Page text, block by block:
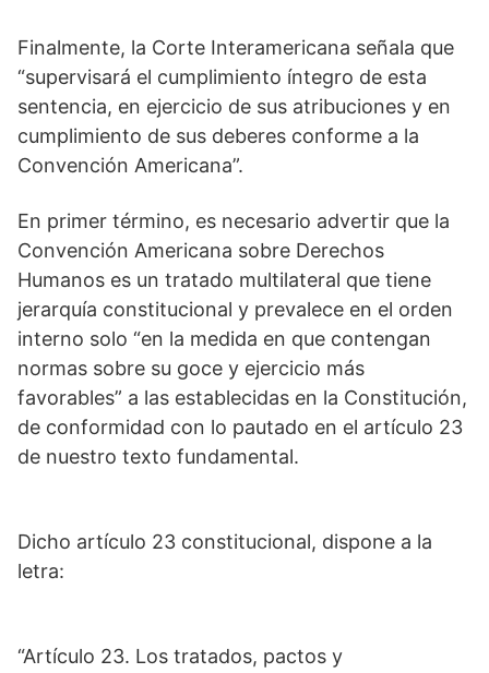
Finalmente, la Corte Interamericana señala que
“supervisará el cumplimiento íntegro de esta
sentencia, en ejercicio de sus atribuciones y en
cumplimiento de sus deberes conforme a la
Convención Americana”.
En primer término, es necesario advertir que la
Convención Americana sobre Derechos
Humanos es un tratado multilateral que tiene
jerarquía constitucional y prevalece en el orden
interno solo “en la medida en que contengan
normas sobre su goce y ejercicio más
favorables” a las establecidas en la Constitución,
de conformidad con lo pautado en el artículo 23
de nuestro texto fundamental.
Dicho artículo 23 constitucional, dispone a la
letra:
“Artículo 23. Los tratados, pactos y